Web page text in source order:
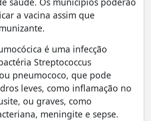
a vacina assim que
é uma infecção
Streptococcus
pneumococo, que pode
leves, como inflamação no
ou graves, como
meningite e sepse.